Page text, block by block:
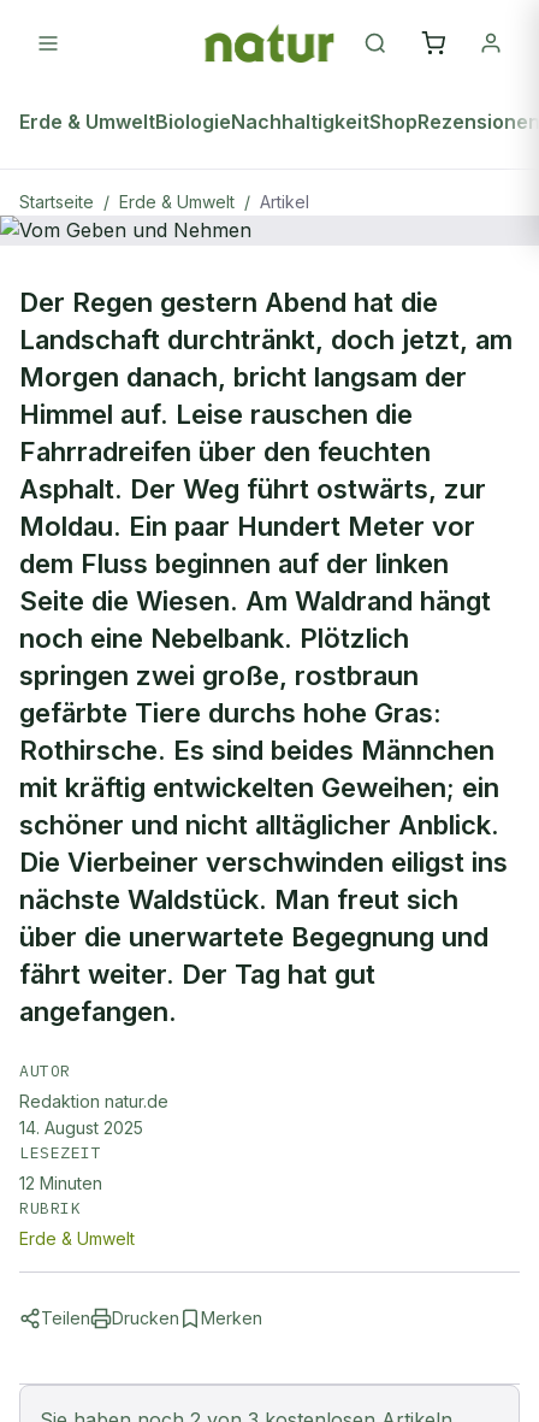
Erde & UmweltBiologieNachhaltigkeitShopRezensionen
Startseite / Erde & Umwelt / Artikel
ERDE & UMWELT
Vom Geben und Nehmen
Der Regen gestern Abend hat die
Landschaft durchtränkt, doch jetzt, am
Morgen danach, bricht langsam der
Himmel auf. Leise rauschen die
Fahrradreifen über den feuchten
Asphalt. Der Weg führt ostwärts, zur
Moldau. Ein paar Hundert Meter vor
dem Fluss beginnen auf der linken
Seite die Wiesen. Am Waldrand hängt
noch eine Nebelbank. Plötzlich
springen zwei große, rostbraun
gefärbte Tiere durchs hohe Gras:
Rothirsche. Es sind beides Männchen
mit kräftig entwickelten Geweihen; ein
schöner und nicht alltäglicher Anblick.
Die Vierbeiner verschwinden eiligst ins
nächste Waldstück. Man freut sich
über die unerwartete Begegnung und
fährt weiter. Der Tag hat gut
angefangen.
AUTOR
Redaktion natur.de
14. August 2025
LESEZEIT
12 Minuten
RUBRIK
Erde & Umwelt
Teilen Drucken Merken